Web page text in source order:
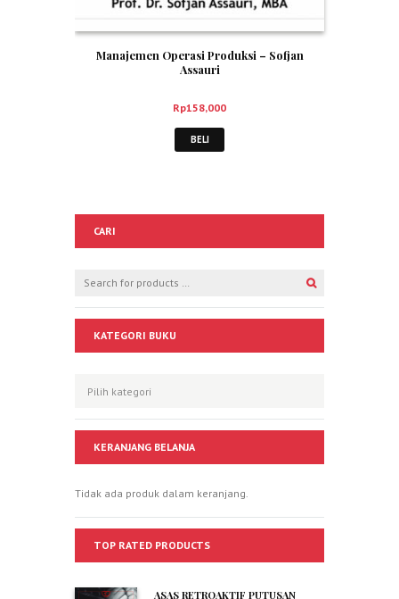
Manajemen Operasi Produksi – Sofjan
Assauri
Rp158,000
BELI
CARI
KATEGORI BUKU
KERANJANG BELANJA
Tidak ada produk dalam keranjang.
TOP RATED PRODUCTS
ASAS RETROAKTIF PUTUSAN